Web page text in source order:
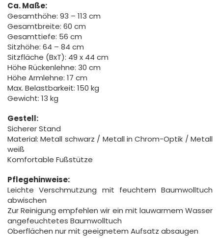
Ca. Maße:
Gesamthöhe: 93 – 113 cm
Gesamtbreite: 60 cm
Gesamttiefe: 56 cm
Sitzhöhe: 64 – 84 cm
Sitzfläche (BxT): 49 x 44 cm
Höhe Rückenlehne: 30 cm
Höhe Armlehne: 17 cm
Max. Belastbarkeit: 150 kg
Gewicht: 13 kg
Gestell:
Sicherer Stand
Material: Metall schwarz / Metall in Chrom-Optik / Metall
weiß
Komfortable Fußstütze
Pflegehinweise:
Leichte Verschmutzung mit feuchtem Baumwolltuch
abwischen
Zur Reinigung empfehlen wir ein mit lauwarmem Wasser
angefeuchtetes Baumwolltuch
Oberflächen nur mit geeignetem Aufsatz absaugen